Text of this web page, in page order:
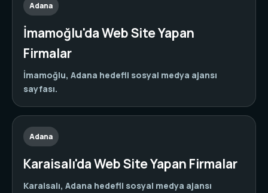
Adana
İmamoğlu'da Web Site Yapan
Firmalar
İmamoğlu, Adana hedefli sosyal medya ajansı
sayfası.
Adana
Karaisalı'da Web Site Yapan Firmalar
Karaisalı, Adana hedefli sosyal medya ajansı